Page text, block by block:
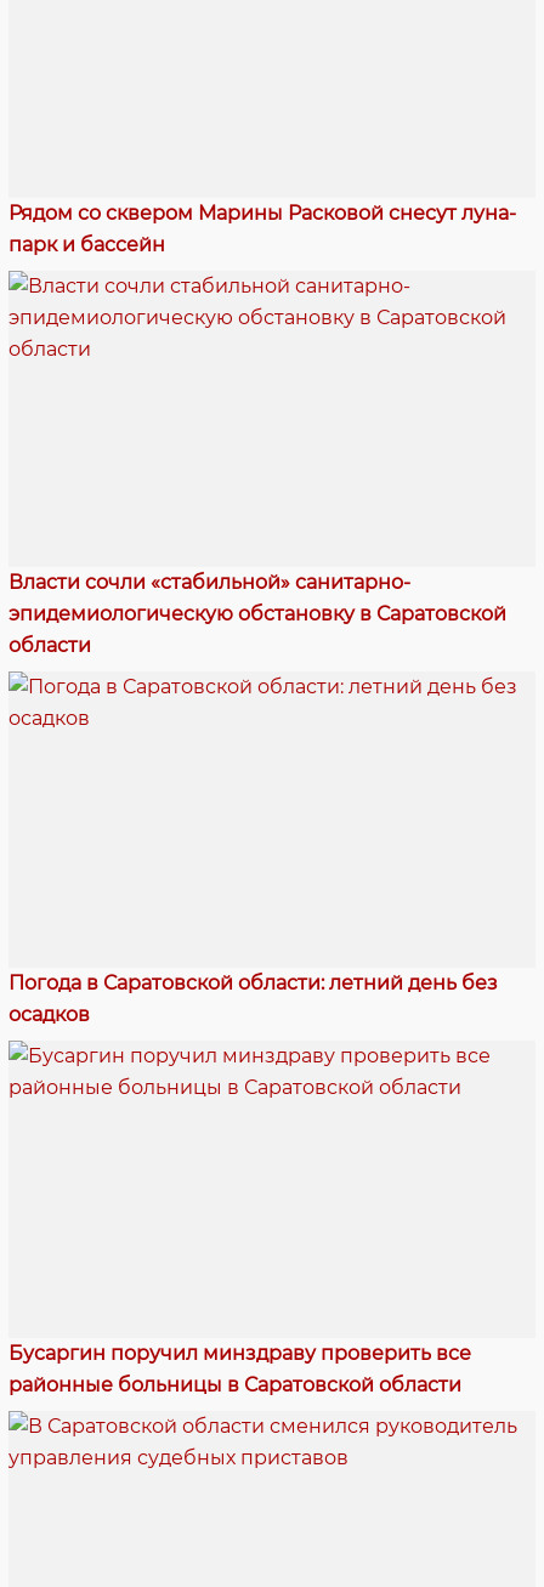
Рядом со сквером Марины Расковой снесут луна-
парк и бассейн
Власти сочли «стабильной» санитарно-
эпидемиологическую обстановку в Саратовской
области
Погода в Саратовской области: летний день без
осадков
Бусаргин поручил минздраву проверить все
районные больницы в Саратовской области